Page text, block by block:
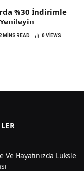
%30 İndirimle
2 MINS READ 0 VIEWS
Ve Hayatınızda Lüksle